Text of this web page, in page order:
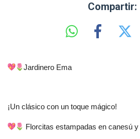
Compartir:
Jardinero Ema
¡Un clásico con un toque mágico!
Florcitas estampadas en canesú y